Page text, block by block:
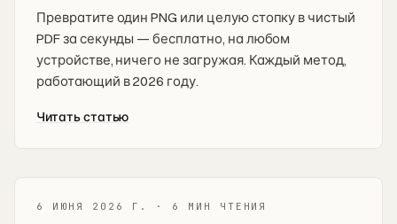
Превратите один PNG или целую стопку в чистый
PDF за секунды — бесплатно, на любом
устройстве, ничего не загружая. Каждый метод,
работающий в 2026 году.
Читать статью
6 ИЮНЯ 2026 Г. · 6 МИН ЧТЕНИЯ